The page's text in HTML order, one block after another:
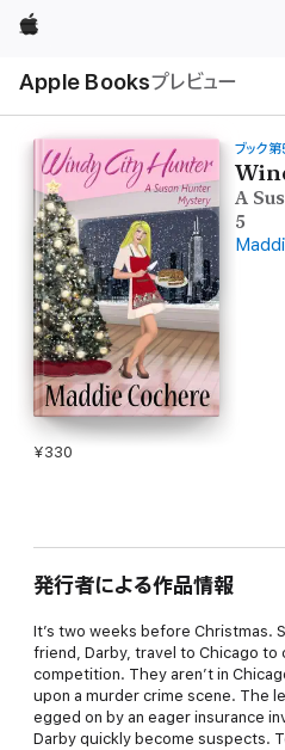
Apple
Apple Booksプレビュー
ル
ブック
A
5
¥330
発行者による作品情報
It’s two weeks before Christmas.
friend, Darby, travel to Chicago to
competition. They aren’t in
upon a murder crime scene. The
egged on by an eager insurance
Darby quickly become suspects.